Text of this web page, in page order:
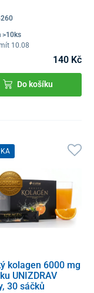
>10ks
10.08
140 Kč
Do košíku
kolagen 6000 mg
UNIZDRAV
30 sáčků